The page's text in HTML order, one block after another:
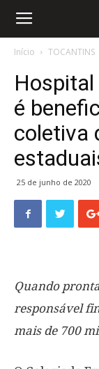
Início TOCANTINS
Hospital
é
coletiva
25 de junho de 2020
Quando
responsável
mais de 700